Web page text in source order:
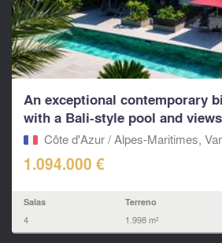
An exceptional contemporary
with a Bali-style pool and
Côte d'Azur / Alpes-Maritimes,
1.094.000 €
Salas
4
Terreno
1.998 m²